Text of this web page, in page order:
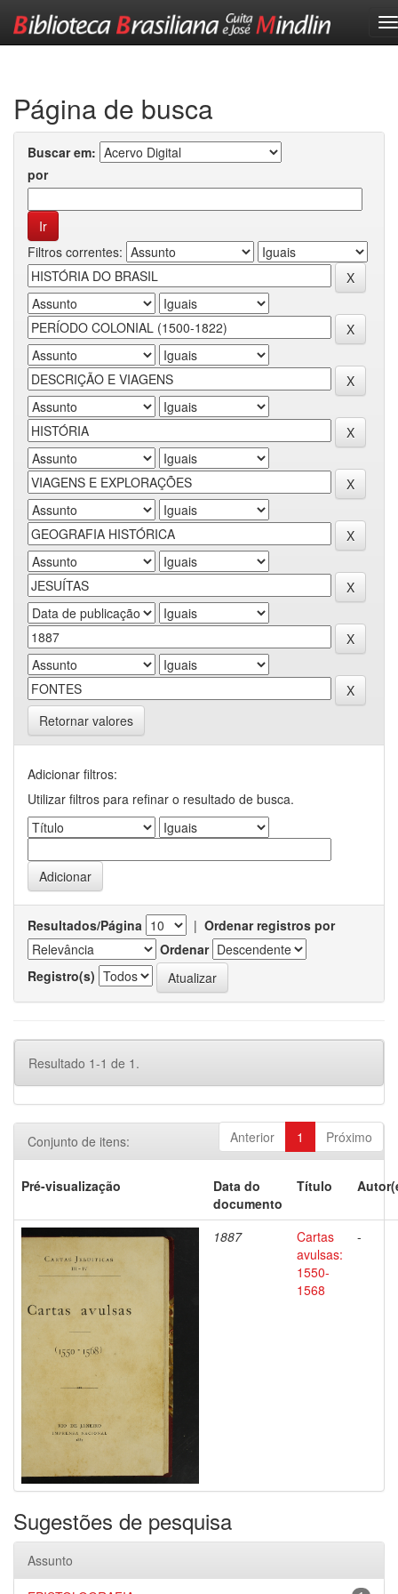
Página de busca
Buscar em:
por
Filtros correntes:
Retornar valores
Adicionar filtros:
Utilizar filtros para refinar o resultado de busca.
Resultados/Página | Ordenar registros por
Ordenar
Registro(s)
Resultado 1-1 de 1.
Anterior 1 Próximo
Conjunto de itens:
Pré-visualização
Data do
documento
Título
1887
Cartas
avulsas:
1550-
1568
-
Sugestões de pesquisa
Assunto